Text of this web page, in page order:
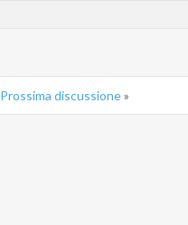
Prossima discussione»